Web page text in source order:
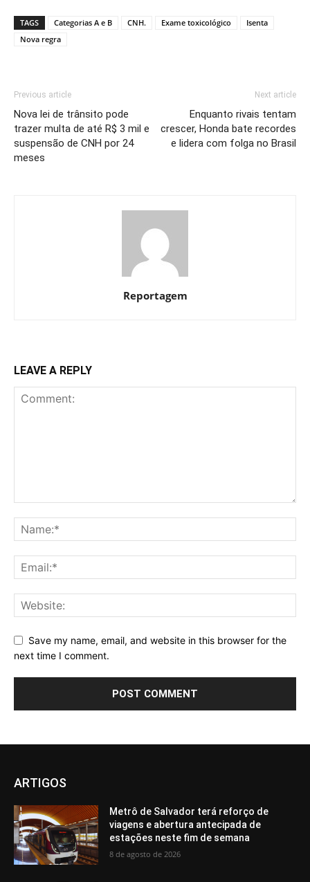
TAGS Categorias A e B CNH. Exame toxicológico
Isenta
Nova regra
Previous article
Nova lei de trânsito pode
trazer multa de até R$ 3 mil e
suspensão de CNH por 24
meses
Next article
Enquanto rivais tentam
crescer, Honda bate recordes
e lidera com folga no Brasil
Reportagem
LEAVE A REPLY
Save my name, email, and website in this browser for the
next time I comment.
ARTIGOS
Metrô de Salvador terá reforço de
viagens e abertura antecipada de
estações neste fim de semana
8 de agosto de 2026